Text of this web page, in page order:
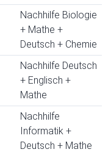
Nachhilfe Biologie
+ Mathe +
Deutsch + Chemie
Nachhilfe Deutsch
+ Englisch +
Mathe
Nachhilfe
Informatik +
Deutsch + Mathe